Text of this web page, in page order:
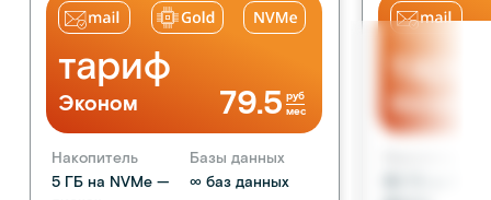
тариф
Эконом 79.5 руб
мес
Накопитель
5 ГБ на NVMe —
Базы данных
∞ баз данных
Магазин